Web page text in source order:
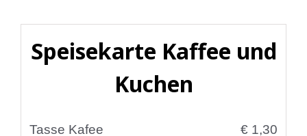
Speisekarte Kaffee und
Kuchen
Tasse Kafee € 1,30